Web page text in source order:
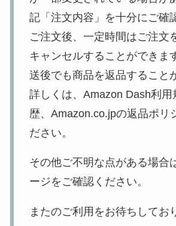
記「注文内容」を十分にご確
ご注文後、一定時間はご注文
キャンセルすることができま
送後でも商品を返品すること
詳しくは、Amazon Dash利用
歴、Amazon.co.jpの返品ポリ
ださい。
その他ご不明な点がある場合
ージをご確認ください。
またのご利用をお待ちしてお